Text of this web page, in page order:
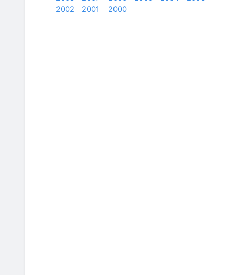
2002
2001 2000